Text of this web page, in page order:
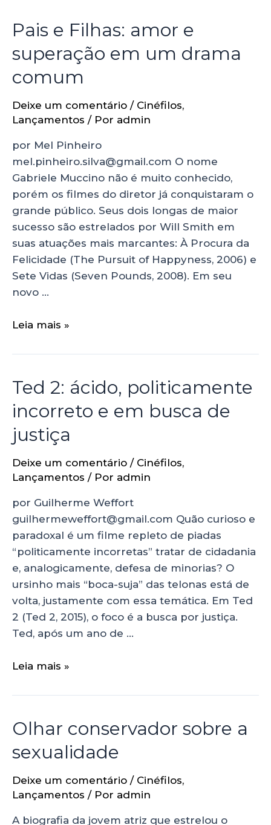
Pais e Filhas: amor e
superação em um drama
comum
Deixe um comentário / Cinéfilos,
Lançamentos / Por admin
por Mel Pinheiro
mel.pinheiro.silva@gmail.com O nome
Gabriele Muccino não é muito conhecido,
porém os filmes do diretor já conquistaram o
grande público. Seus dois longas de maior
sucesso são estrelados por Will Smith em
suas atuações mais marcantes: À Procura da
Felicidade (The Pursuit of Happyness, 2006) e
Sete Vidas (Seven Pounds, 2008). Em seu
novo …
Leia mais »
Ted 2: ácido, politicamente
incorreto e em busca de
justiça
Deixe um comentário / Cinéfilos,
Lançamentos / Por admin
por Guilherme Weffort
guilhermeweffort@gmail.com Quão curioso e
paradoxal é um filme repleto de piadas
“politicamente incorretas” tratar de cidadania
e, analogicamente, defesa de minorias? O
ursinho mais “boca-suja” das telonas está de
volta, justamente com essa temática. Em Ted
2 (Ted 2, 2015), o foco é a busca por justiça.
Ted, após um ano de …
Leia mais »
Olhar conservador sobre a
sexualidade
Deixe um comentário / Cinéfilos,
Lançamentos / Por admin
A biografia da jovem atriz que estrelou o